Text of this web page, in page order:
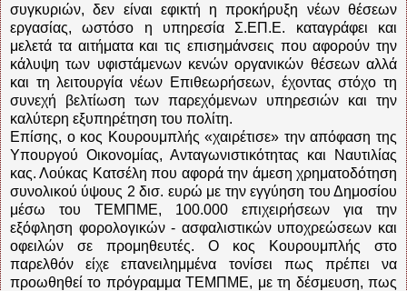
συγκυριών, δεν είναι εφικτή η προκήρυξη νέων θέσεων
εργασίας, ωστόσο η υπηρεσία Σ.ΕΠ.Ε. καταγράφει και
μελετά τα αιτήματα και τις επισημάνσεις που αφορούν την
κάλυψη των υφιστάμενων κενών οργανικών θέσεων αλλά
και τη λειτουργία νέων Επιθεωρήσεων, έχοντας στόχο τη
συνεχή βελτίωση των παρεχόμενων υπηρεσιών και την
καλύτερη εξυπηρέτηση του πολίτη.
Επίσης, ο κος Κουρουμπλής «χαιρέτισε» την απόφαση της
Υπουργού Οικονομίας, Ανταγωνιστικότητας και Ναυτιλίας
κας. Λούκας Κατσέλη που αφορά την άμεση χρηματοδότηση
συνολικού ύψους 2 δισ. ευρώ με την εγγύηση του Δημοσίου
μέσω του ΤΕΜΠΜΕ, 100.000 επιχειρήσεων για την
εξόφληση φορολογικών - ασφαλιστικών υποχρεώσεων και
οφειλών σε προμηθευτές. Ο κος Κουρουμπλής στο
παρελθόν είχε επανειλημμένα τονίσει πως πρέπει να
προωθηθεί το πρόγραμμα ΤΕΜΠΜΕ, με τη δέσμευση, πως